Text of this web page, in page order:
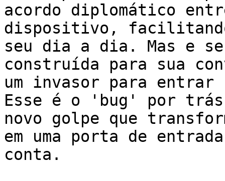
acordo diplomático
dispositivo,
seu dia a dia. Mas e se
construída para sua
um invasor para
Esse é o 'bug' por
novo golpe que
em uma porta de
conta.